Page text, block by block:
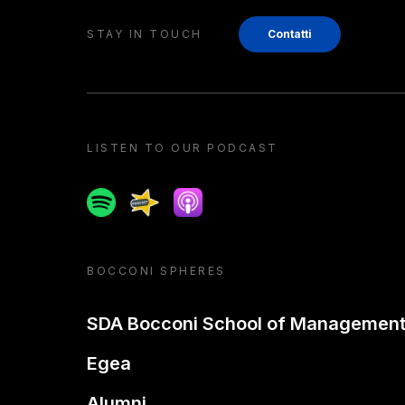
STAY IN TOUCH Contatti
LISTEN TO OUR PODCAST
SpotifySpreakerApple podcast
BOCCONI SPHERES
SDA Bocconi School of Management
Egea